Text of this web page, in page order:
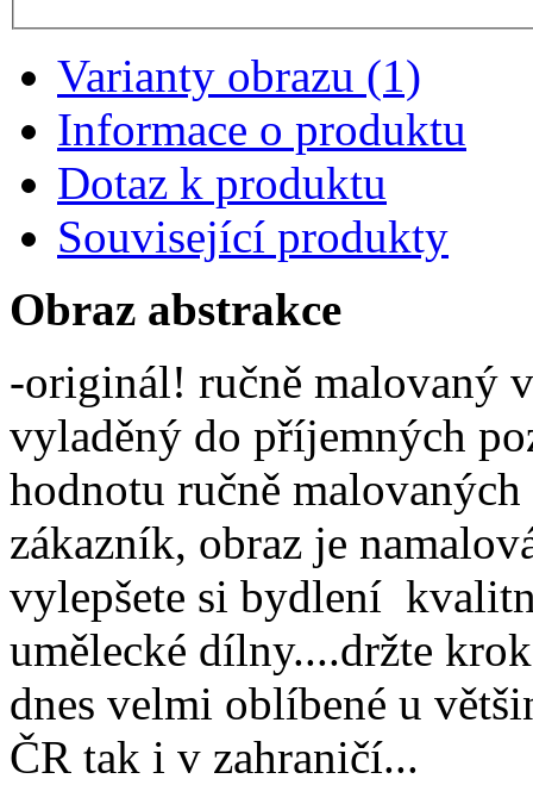
Varianty obrazu (1)
Informace o produktu
Dotaz k produktu
Související produkty
Obraz abstrakce
-originál! ručně malovaný
vyladěný do příjemných
hodnotu ručně
zákazník, obraz je
vylepšete si bydlení
umělecké dílny....držte
dnes velmi oblíbené u
ČR tak i v zahraničí...